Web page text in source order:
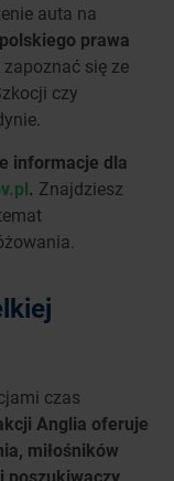
auta na
prawa
się ze
czy
informacje dla
. Znajdziesz
czas
Anglia oferuje
miłośników
poszukiwaczy